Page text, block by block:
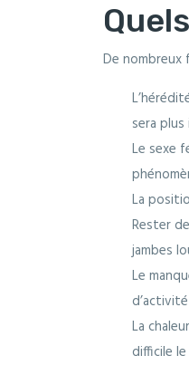
De nombreux
sera
Le sexe
La
Rester
jambes
Le
La
difficile